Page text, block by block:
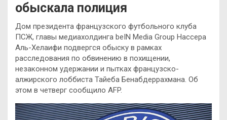
обыскала полиция
Дом президента французского футбольного клуба
ПСЖ, главы медиахолдинга beIN Media Group Нассера
Аль-Хелаифи подвергся обыску в рамках
расследования по обвинению в похищении,
незаконном удержании и пытках французско-
алжирского лоббиста Тайеба Бенабдеррахмана. Об
этом в четверг сообщило AFP.